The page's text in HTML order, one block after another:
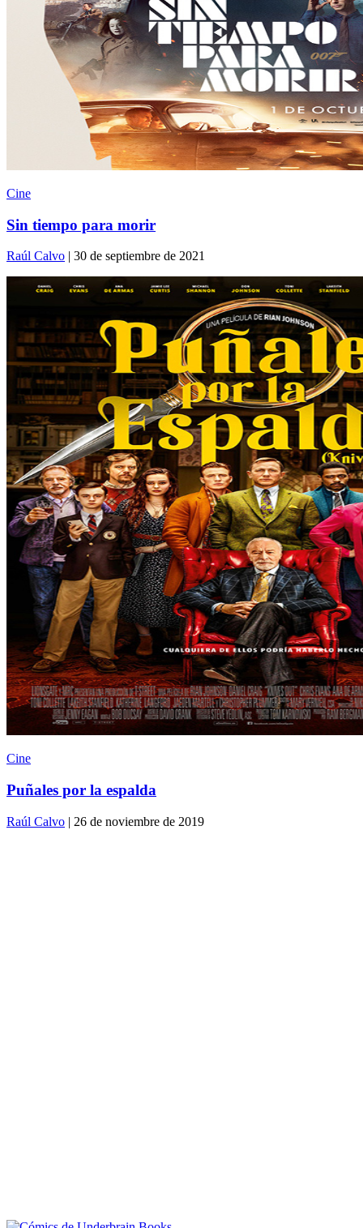
Cine
Sin tiempo para morir
Raúl Calvo | 30 de septiembre de 2021
Cine
Puñales por la espalda
Raúl Calvo | 26 de noviembre de 2019